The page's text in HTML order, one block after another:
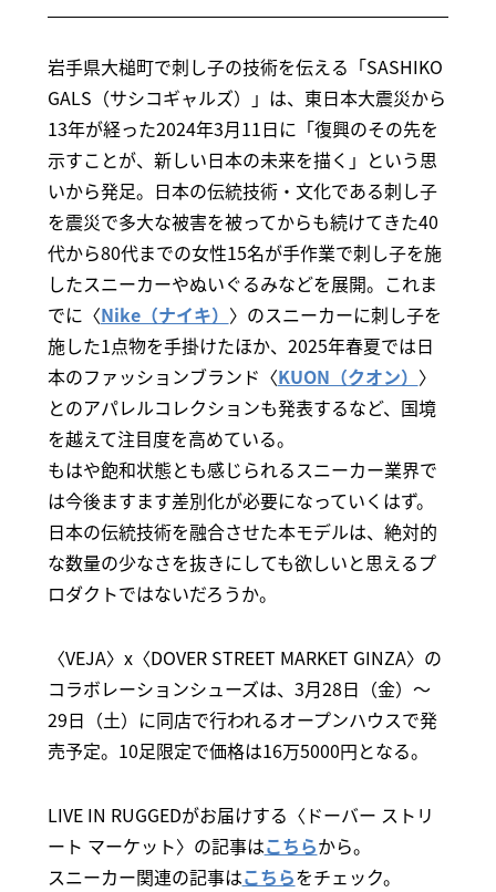
岩手県大槌町で刺し子の技術を伝える「SASHIKO
GALS（サシコギャルズ）」は、東日本大震災から
13年が経った2024年3月11日に「復興のその先を
示すことが、新しい日本の未来を描く」という思
いから発足。日本の伝統技術・文化である刺し子
を震災で多大な被害を被ってからも続けてきた40
代から80代までの女性15名が手作業で刺し子を施
したスニーカーやぬいぐるみなどを展開。これま
でに〈Nike（ナイキ） 〉のスニーカーに刺し子を
施した1点物を手掛けたほか、2025年春夏では日
本のファッションブランド〈KUON（クオン） 〉
とのアパレルコレクションも発表するなど、国境
を越えて注目度を高めている。
もはや飽和状態とも感じられるスニーカー業界で
は今後ますます差別化が必要になっていくはず。
日本の伝統技術を融合させた本モデルは、絶対的
な数量の少なさを抜きにしても欲しいと思えるプ
ロダクトではないだろうか。
〈VEJA〉x〈DOVER STREET MARKET GINZA〉の
コラボレーションシューズは、3月28日（金）～
29日（土）に同店で行われるオープンハウスで発
売予定。10足限定で価格は16万5000円となる。
LIVE IN RUGGEDがお届けする〈ドーバー ストリ
ート マーケット〉の記事はこちらから。
スニーカー関連の記事はこちらをチェック。